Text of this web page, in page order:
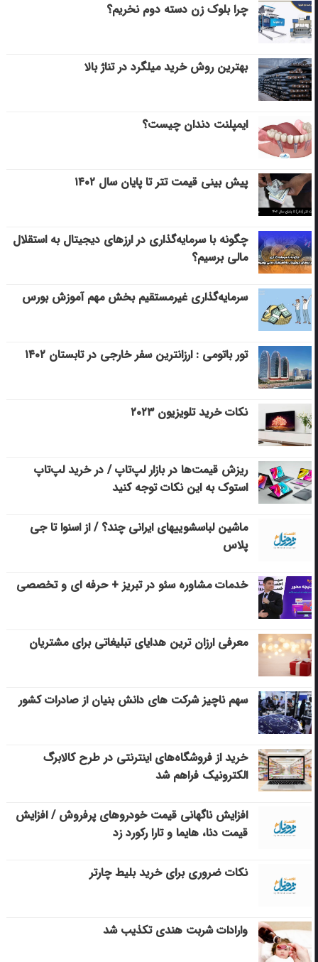
چرا بلوک زن دسته دوم نخریم؟
بهترین روش خرید میلگرد در تناژ بالا
ایمپلنت دندان چیست؟
پیش بینی قیمت تتر تا پایان سال ۱۴۰۲
چگونه با سرمایه‌گذاری در ارزهای دیجیتال به استقلال
مالی برسیم؟
سرمایه‌گذاری غیرمستقیم بخش مهم آموزش بورس
تور باتومی : ارزانترین سفر خارجی در تابستان ۱۴۰۲
نکات خرید تلویزیون ۲۰۲۳
ریزش قیمت‌ها در بازار لپ‌تاپ / در خرید لپ‌تاپ
استوک به این نکات توجه کنید
ماشین لباسشویی‎های ایرانی چند؟ / از اسنوا تا جی
پلاس
خدمات مشاوره سئو در تبریز + حرفه ای و تخصصی
معرفی ارزان ترین هدایای تبلیغاتی برای مشتریان
سهم ناچیز شرکت های دانش بنیان از صادرات کشور
خرید از فروشگاه‌های اینترنتی در طرح کالابرگ
الکترونیک فراهم شد
افزایش ناگهانی قیمت خودروهای پرفروش / افزایش
قیمت دنا، هایما و تارا رکورد زد
نکات ضروری برای خرید بلیط چارتر
وارادات شربت هندی تکذیب شد